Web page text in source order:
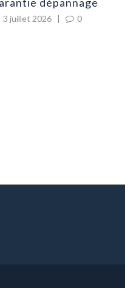
couvre-t-elle le
3 juillet 2026 | 0